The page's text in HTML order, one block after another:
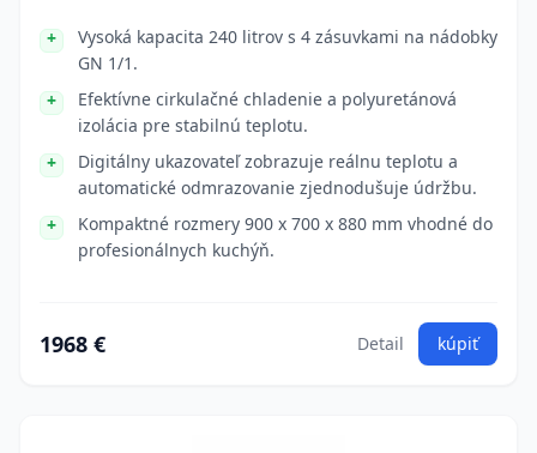
Vysoká kapacita 240 litrov s 4 zásuvkami na nádobky
GN 1/1.
Efektívne cirkulačné chladenie a polyuretánová
izolácia pre stabilnú teplotu.
Digitálny ukazovateľ zobrazuje reálnu teplotu a
automatické odmrazovanie zjednodušuje údržbu.
Kompaktné rozmery 900 x 700 x 880 mm vhodné do
profesionálnych kuchýň.
1968 € Detail kúpiť